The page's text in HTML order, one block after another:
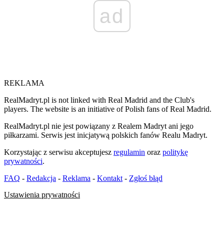
ad
REKLAMA
RealMadryt.pl is not linked with Real Madrid and the Club's
players. The website is an initiative of Polish fans of Real Madrid.
RealMadryt.pl nie jest powiązany z Realem Madryt ani jego
piłkarzami. Serwis jest inicjatywą polskich fanów Realu Madryt.
Korzystając z serwisu akceptujesz regulamin oraz politykę
prywatności.
FAQ - Redakcja - Reklama - Kontakt - Zgłoś błąd
Ustawienia prywatności